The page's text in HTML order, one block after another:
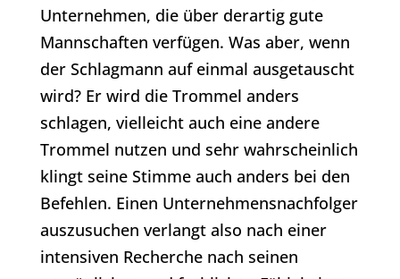
Unternehmen, die über derartig gute
Mannschaften verfügen. Was aber, wenn
der Schlagmann auf einmal ausgetauscht
wird? Er wird die Trommel anders
schlagen, vielleicht auch eine andere
Trommel nutzen und sehr wahrscheinlich
klingt seine Stimme auch anders bei den
Befehlen. Einen Unternehmensnachfolger
auszusuchen verlangt also nach einer
intensiven Recherche nach seinen